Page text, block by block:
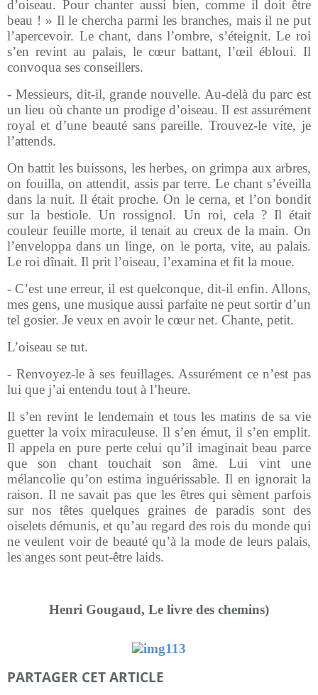
d’oiseau. Pour chanter aussi bien, comme il doit être
beau ! » Il le chercha parmi les branches, mais il ne put
l’apercevoir. Le chant, dans l’ombre, s’éteignit. Le roi
s’en revint au palais, le cœur battant, l’œil ébloui. Il
convoqua ses conseillers.
- Messieurs, dit-il, grande nouvelle. Au-delà du parc est
un lieu où chante un prodige d’oiseau. Il est assurément
royal et d’une beauté sans pareille. Trouvez-le vite, je
l’attends.
On battit les buissons, les herbes, on grimpa aux arbres,
on fouilla, on attendit, assis par terre. Le chant s’éveilla
dans la nuit. Il était proche. On le cerna, et l’on bondit
sur la bestiole. Un rossignol. Un roi, cela ? Il était
couleur feuille morte, il tenait au creux de la main. On
l’enveloppa dans un linge, on le porta, vite, au palais.
Le roi dînait. Il prit l’oiseau, l’examina et fit la moue.
- C’est une erreur, il est quelconque, dit-il enfin. Allons,
mes gens, une musique aussi parfaite ne peut sortir d’un
tel gosier. Je veux en avoir le cœur net. Chante, petit.
L’oiseau se tut.
- Renvoyez-le à ses feuillages. Assurément ce n’est pas
lui que j’ai entendu tout à l’heure.
Il s’en revint le lendemain et tous les matins de sa vie
guetter la voix miraculeuse. Il s’en émut, il s’en emplit.
Il appela en pure perte celui qu’il imaginait beau parce
que son chant touchait son âme. Lui vint une
mélancolie qu’on estima inguérissable. Il en ignorait la
raison. Il ne savait pas que les êtres qui sèment parfois
sur nos têtes quelques graines de paradis sont des
oiselets démunis, et qu’au regard des rois du monde qui
ne veulent voir de beauté qu’à la mode de leurs palais,
les anges sont peut-être laids.
Henri Gougaud, Le livre des chemins)
PARTAGER CET ARTICLE